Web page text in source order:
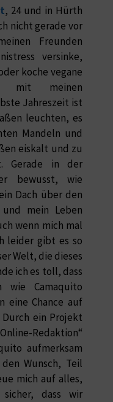
, 24 und in Hürth
nicht gerade vor
Freunden
versinke,
koche vegane
mit meinen
Jahreszeit ist
leuchten, es
Mandeln und
eiskalt und zu
Gerade in der
bewusst, wie
Dach über den
mein Leben
wenn mich mal
leider gibt es so
Welt, die dieses
ich es toll, dass
wie Camaquito
eine Chance auf
ein Projekt
Redaktion“
aufmerksam
Wunsch, Teil
mich auf alles,
dass wir